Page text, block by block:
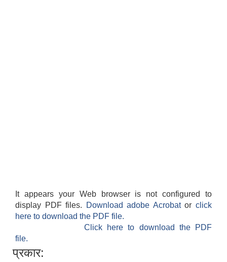
It appears your Web browser is not configured to
display PDF files.
Download adobe Acrobatorclick
here to download the PDF file.
Click here to download the PDF
file.
प्रकार: